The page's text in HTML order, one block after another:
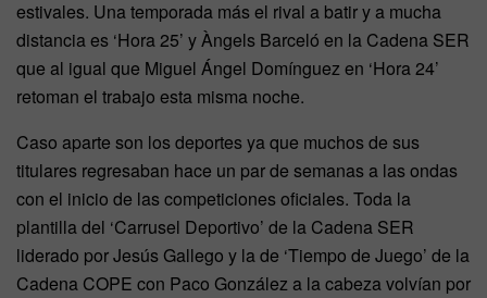
estivales. Una temporada más el rival a batir y a mucha
distancia es ‘Hora 25’ y Àngels Barceló en la Cadena SER
que al igual que Miguel Ángel Domínguez en ‘Hora 24’
retoman el trabajo esta misma noche.
Caso aparte son los deportes ya que muchos de sus
titulares regresaban hace un par de semanas a las ondas
con el inicio de las competiciones oficiales. Toda la
plantilla del ‘Carrusel Deportivo’ de la Cadena SER
liderado por Jesús Gallego y la de ‘Tiempo de Juego’ de la
Cadena COPE con Paco González a la cabeza volvían por